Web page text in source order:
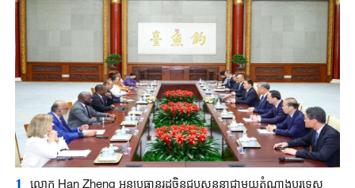
1
លោក Han Zheng អនុប្រធានរដ្ឋចិនជួបសន្ទនាជាមួយតំណាងបរទេស